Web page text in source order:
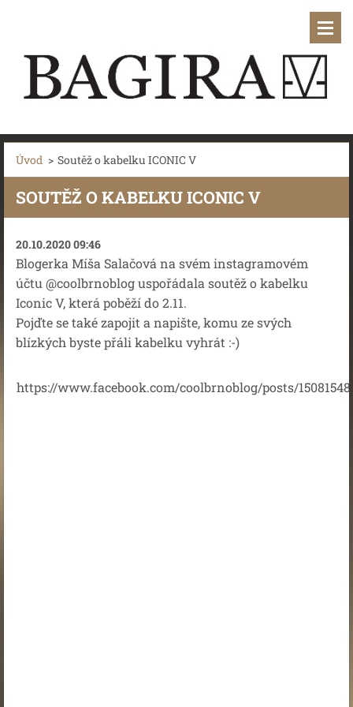
Úvod > Soutěž o kabelku ICONIC V
SOUTĚŽ O KABELKU ICONIC V
20.10.2020 09:46
Blogerka Míša Salačová na svém instagramovém
účtu @coolbrnoblog uspořádala soutěž o kabelku
Iconic V, která poběží do 2.11.
Pojďte se také zapojit a napište, komu ze svých
blízkých byste přáli kabelku vyhrát :-)
https://www.facebook.com/coolbrnoblog/posts/